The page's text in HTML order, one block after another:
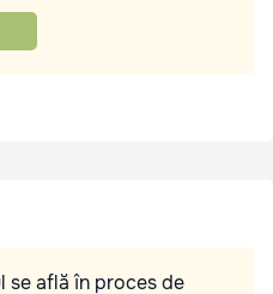
se află în proces de